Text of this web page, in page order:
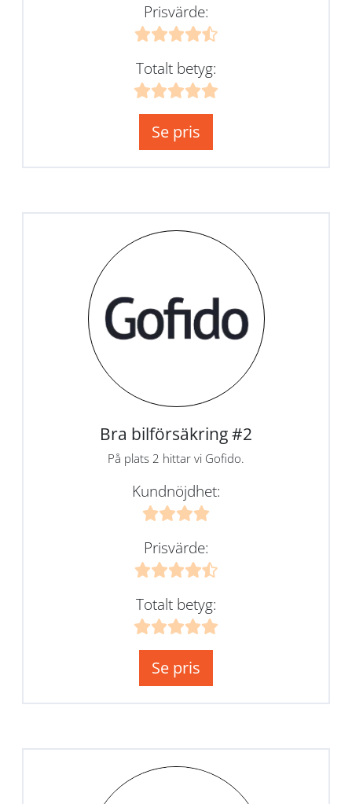
Prisvärde:
Totalt betyg:
Se pris
Bra bilförsäkring #2
På plats 2 hittar vi Gofido.
Kundnöjdhet:
Prisvärde:
Totalt betyg:
Se pris